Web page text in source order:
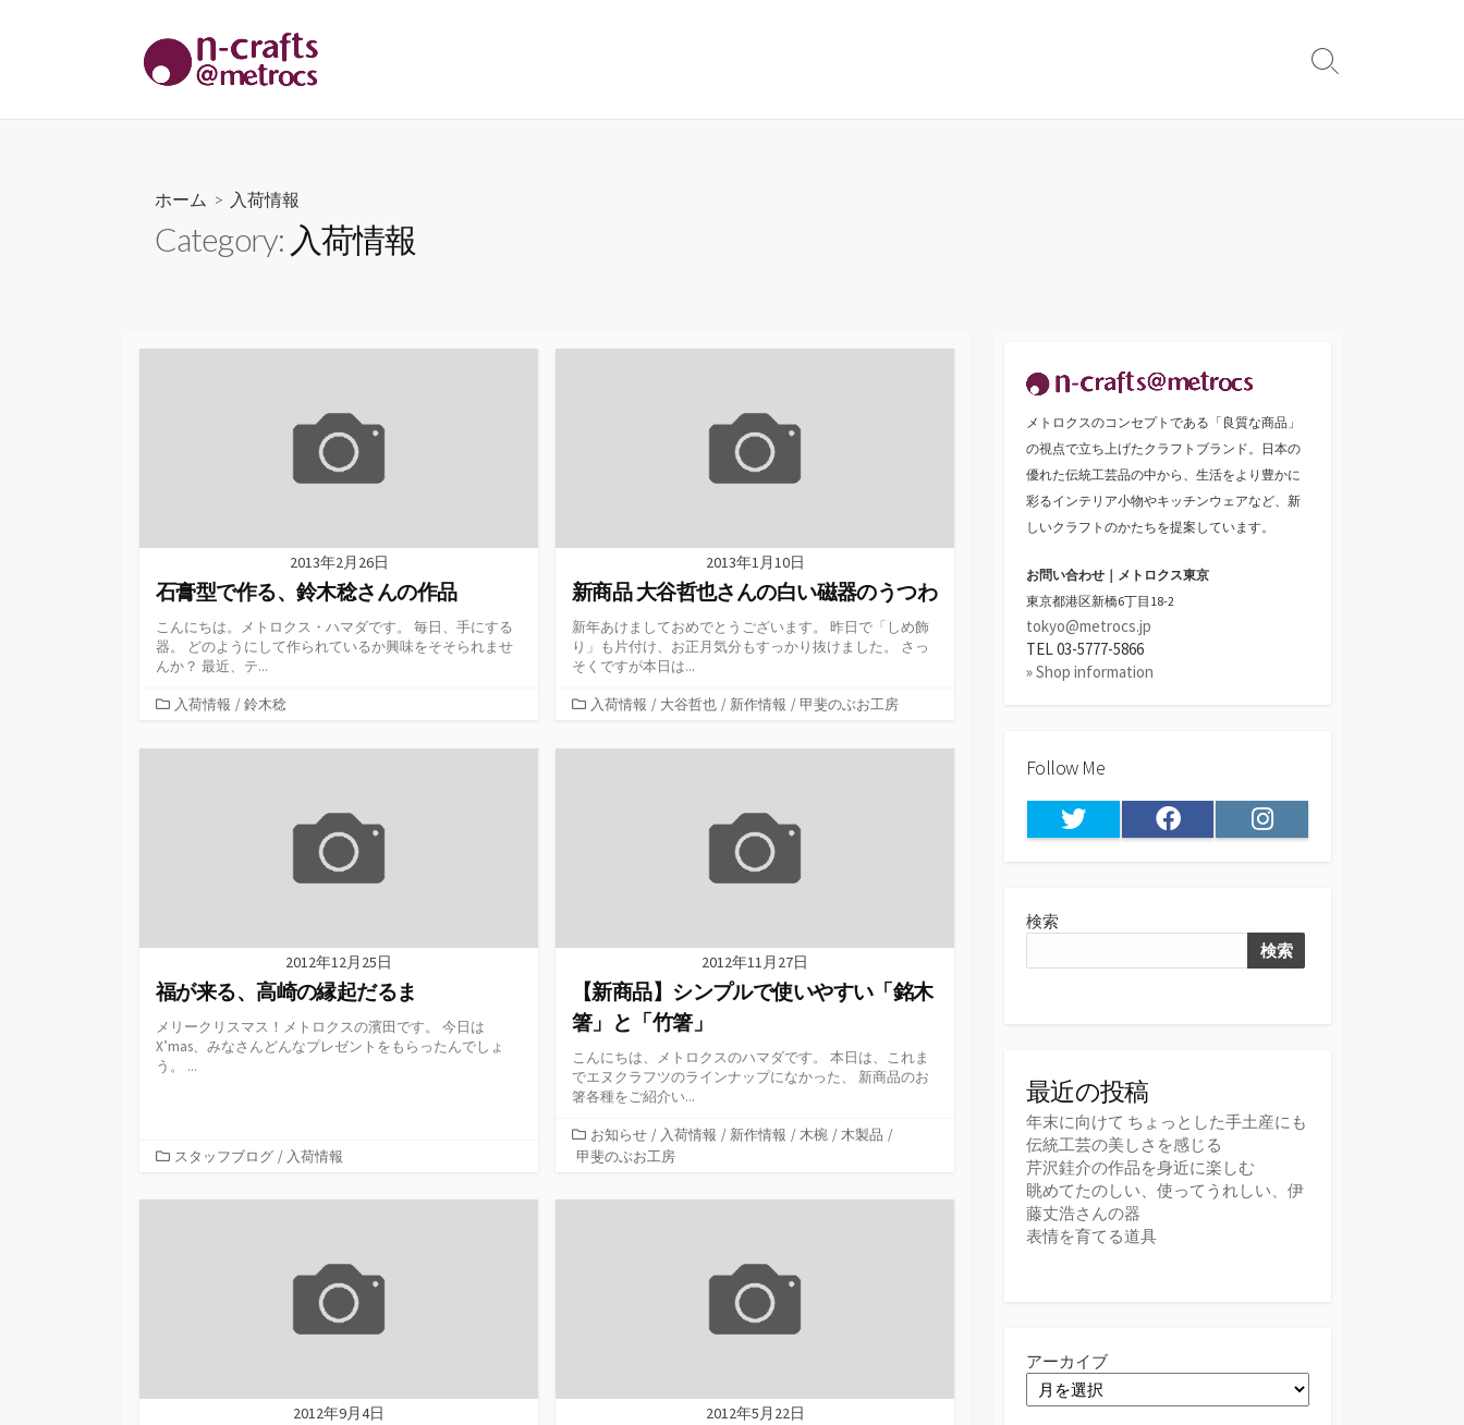
ツ
検
ホーム > 入荷情報
Category: 入荷情報
2013年2月26日
石膏型で作る、鈴木稔さんの作品
こんにちは。メトロクス・ハマダです。 毎日、手にする
器。 どのようにして作られているか興味をそそられませ
んか？ 最近、テ...
カ
ゴ
入荷情報 / 鈴木稔
2013年1月10日
新商品 大谷哲也さんの白い磁器のうつわ
新年あけましておめでとうございます。 昨日で「しめ飾
り」も片付け、お正月気分もすっかり抜けました。 さっ
そくですが本日は...
カ
ゴ
入荷情報 / 大谷哲也 / 新作情報 / 甲斐のぶお工房
2012年12月25日
福が来る、高崎の縁起だるま
メリークリスマス！メトロクスの濱田です。 今日は
X’mas、みなさんどんなプレゼントをもらったんでしょ
う。 ...
カ
ゴ
スタッフブログ / 入荷情報
2012年11月27日
【新商品】シンプルで使いやすい「銘木
箸」と「竹箸」
こんにちは、メトロクスのハマダです。 本日は、これま
でエヌクラフツのラインナップになかった、 新商品のお
箸各種をご紹介い...
カ
テ
リ
お知らせ / 入荷情報 / 新作情報 / 木椀 / 木製品 /
甲斐のぶお工房
2012年9月4日 2012年5月22日
メトロクスのコンセプトである「良質な商品」
の視点で立ち上げたクラフトブランド。日本の
優れた伝統工芸品の中から、生活をより豊かに
彩るインテリア小物やキッチンウェアなど、新
しいクラフトのかたちを提案しています。
お問い合わせ｜メトロクス東京
東京都港区新橋6丁目18-2
tokyo@metrocs.jp
TEL 03-5777-5866
» Shop information
Follow Me
Twitter Facebook Instagram
検索
検索
最近の投稿
年末に向けて ちょっとした手土産にも
伝統工芸の美しさを感じる
芹沢銈介の作品を身近に楽しむ
眺めてたのしい、使ってうれしい、伊
藤丈浩さんの器
表情を育てる道具
アーカイブ